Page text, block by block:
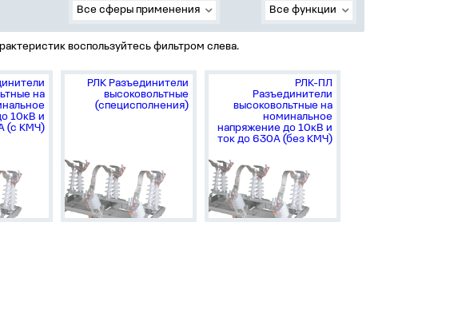
Все сферы применения Все функции
воспользуйтесь фильтром слева.
на
10кВ и
(с КМЧ)
РЛК Разъединители
высоковольтные
(специсполнения)
РЛК-ПЛ
Разъединители
высоковольтные на
номинальное
напряжение до 10кВ и
ток до 630А (без КМЧ)